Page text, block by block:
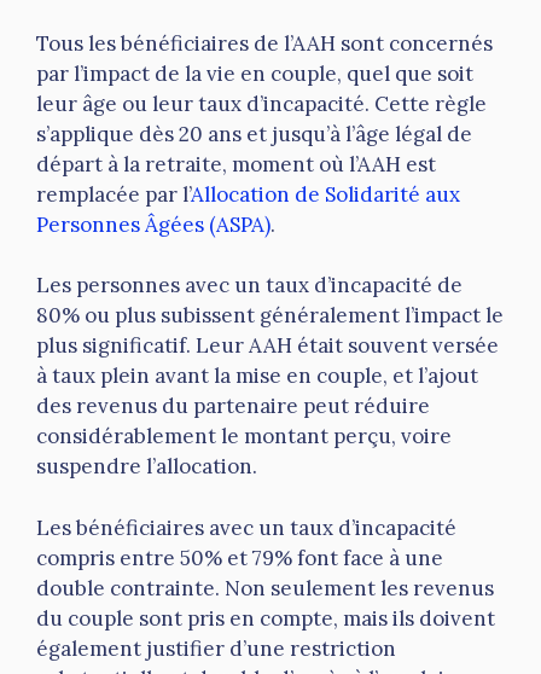
Tous les bénéficiaires de l’AAH sont concernés
par l’impact de la vie en couple, quel que soit
leur âge ou leur taux d’incapacité. Cette règle
s’applique dès 20 ans et jusqu’à l’âge légal de
départ à la retraite, moment où l’AAH est
remplacée par l’Allocation de Solidarité aux
Personnes Âgées (ASPA).
Les personnes avec un taux d’incapacité de
80% ou plus subissent généralement l’impact le
plus significatif. Leur AAH était souvent versée
à taux plein avant la mise en couple, et l’ajout
des revenus du partenaire peut réduire
considérablement le montant perçu, voire
suspendre l’allocation.
Les bénéficiaires avec un taux d’incapacité
compris entre 50% et 79% font face à une
double contrainte. Non seulement les revenus
du couple sont pris en compte, mais ils doivent
également justifier d’une restriction